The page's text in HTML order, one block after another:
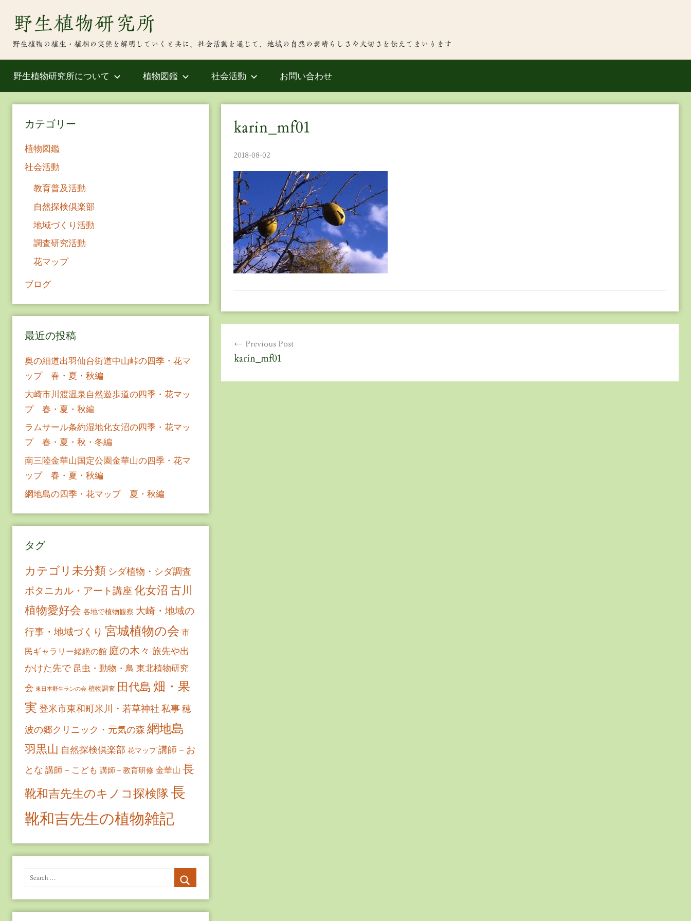
野生植物研究所
野生植物の植生・植相の実態を解明していくと共に、社会活動を通じて、地域の自然の素晴らしさや大切さを伝えてまいります
野生植物研究所について 植物図鑑 社会活動 お問い合わせ
karin_mf01
2018-08-02
Previous Post
karin_mf01
カテゴリー
植物図鑑
社会活動
教育普及活動
自然探検倶楽部
地域づくり活動
調査研究活動
花マップ
ブログ
最近の投稿
奥の細道出羽仙台街道中山峠の四季・花マ
ップ 春・夏・秋編
大崎市川渡温泉自然遊歩道の四季・花マッ
プ 春・夏・秋編
ラムサール条約湿地化女沼の四季・花マッ
プ 春・夏・秋・冬編
南三陸金華山国定公園金華山の四季・花マ
ップ 春・夏・秋編
網地島の四季・花マップ 夏・秋編
タグ
カテゴリ未分類 シダ植物・シダ調査
ボタニカル・アート講座 化女沼古川
植物愛好会 各地で植物観察 大崎・地域の
行事・地域づくり 宮城植物の会 市
民ギャラリー緒絶の館 庭の木々 旅先や出
かけた先で 昆虫・動物・鳥 東北植物研究
会 東日本野生ランの会 植物調査 田代島 畑・果
実 登米市東和町米川・若草神社 私事穂
波の郷クリニック・元気の森 網地島
羽黒山 自然探検倶楽部 花マップ 講師－お
とな 講師－こども 講師－教育研修 金華山 長
靴和吉先生のキノコ探検隊長
靴和吉先生の植物雑記
Search